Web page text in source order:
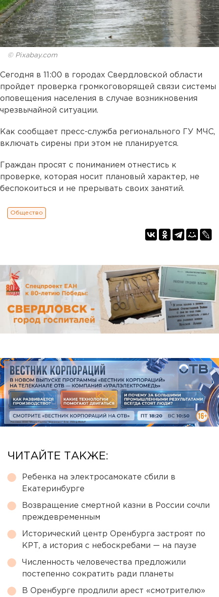
© Pixabay.com
Сегодня в 11:00 в городах Свердловской области
пройдет проверка громкоговорящей связи системы
оповещения населения в случае возникновения
чрезвычайной ситуации.
Как сообщает пресс-служба регионального ГУ МЧС,
включать сирены при этом не планируется.
Граждан просят с пониманием отнестись к
проверке, которая носит плановый характер, не
беспокоиться и не прерывать своих занятий.
Общество
ЧИТАЙТЕ ТАКЖЕ:
Ребенка на электросамокате сбили в
Екатеринбурге
Возвращение смертной казни в России сочли
преждевременным
Исторический центр Оренбурга застроят по
КРТ, а история с небоскребами — на паузе
Численность человечества предложили
постепенно сократить ради планеты
В Оренбурге продлили арест «смотрителю»